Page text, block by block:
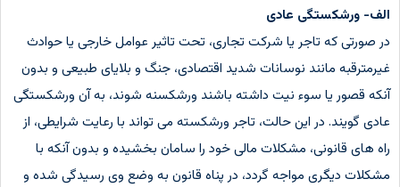
الف- ورشکستگی عادی
در صورتی که تاجر یا شرکت تجاری، تحت تاثیر عوامل خارجی یا حوادث
غیرمترقبه مانند نوسانات شدید اقتصادی، جنگ و بلایای طبیعی و بدون
آنکه قصور یا سوء نیت داشته باشند ورشکسنه شوند، به آن ورشکستگی
عادی گویند. در این حالت، تاجر ورشکسته می تواند با رعایت شرایطی، از
راه های قانونی، مشکلات مالی خود را سامان بخشیده و بدون آنکه با
مشکلات دیگری مواجه گردد، در پناه قانون به وضع وی رسیدگی شده و